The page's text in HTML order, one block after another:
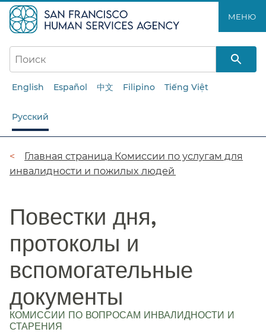
к
основному
содержанию​​
МЕНЮ​​
English Español 中文 Filipino Tiếng Việt
Русский
Цепочка
навигации​​
Главная страница Комиссии по услугам для
инвалидности и пожилых людей​​
Повестки дня,
протоколы и
вспомогательные
документы
КОМИССИИ ПО ВОПРОСАМ ИНВАЛИДНОСТИ И
СТАРЕНИЯ